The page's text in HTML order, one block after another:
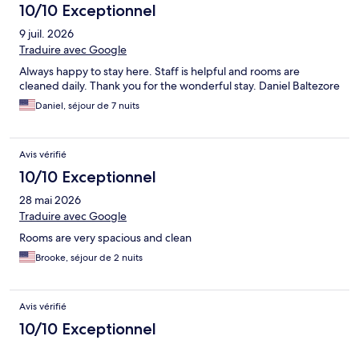
10/10 Exceptionnel
9 juil. 2026
Traduire avec Google
Always happy to stay here. Staff is helpful and rooms are
cleaned daily. Thank you for the wonderful stay. Daniel Baltezore
Daniel, séjour de 7 nuits
Avis vérifié
10/10 Exceptionnel
28 mai 2026
Traduire avec Google
Rooms are very spacious and clean
Brooke, séjour de 2 nuits
Avis vérifié
10/10 Exceptionnel